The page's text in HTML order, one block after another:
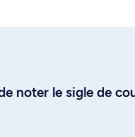
noter le sigle de